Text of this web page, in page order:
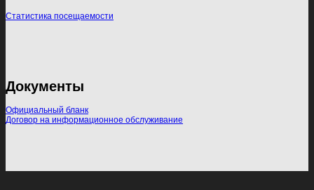
Статистика посещаемости
Документы
Официальный бланк
Договор на информационное обслуживание